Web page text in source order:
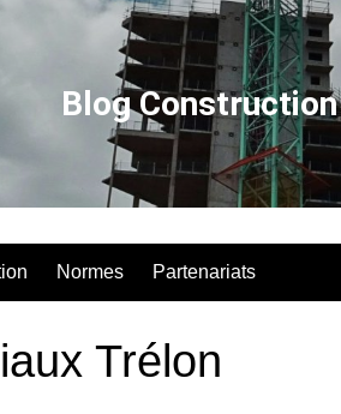
Blog
Normes Partenariats
Trélon